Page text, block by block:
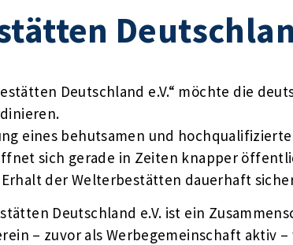
Deutschland e.V.“ möchte die
eines behutsamen und
sich gerade in Zeiten knapper
der Welterbestätten dauerhaft
Deutschland e.V. ist ein
– zuvor als Werbegemeinschaft